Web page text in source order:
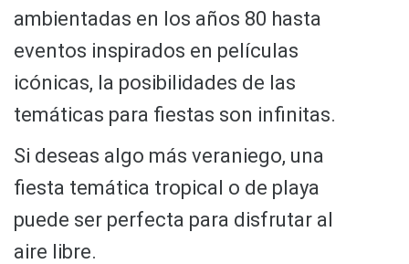
ambientadas en los años 80 hasta
eventos inspirados en películas
icónicas, la posibilidades de las
temáticas para fiestas son infinitas.
Si deseas algo más veraniego, una
fiesta temática tropical o de playa
puede ser perfecta para disfrutar al
aire libre.